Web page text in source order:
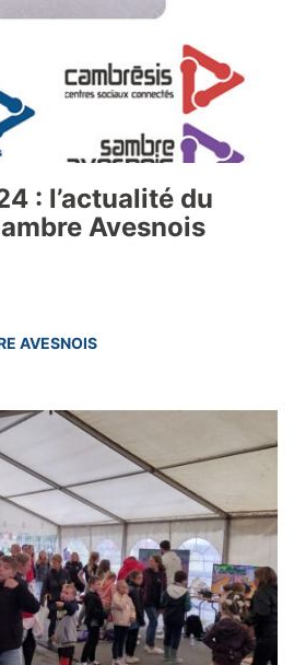
: l’actualité du
Avesnois
AVESNOIS